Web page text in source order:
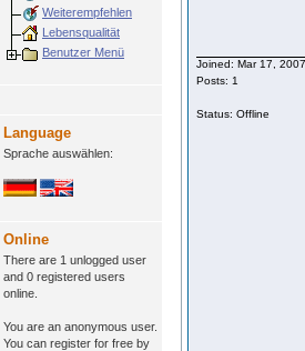
Weiterempfehlen
Lebensqualität
Benutzer Menü
Language
Sprache auswählen:
Online
There are 1 unlogged user
and 0 registered users
online.
You are an anonymous user.
You can register for free by
Joined: Mar 17, 2007
Posts: 1
Status: Offline